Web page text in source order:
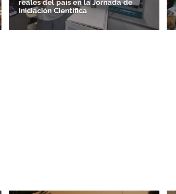
reales del país en la Jornada de
Iniciación Científica